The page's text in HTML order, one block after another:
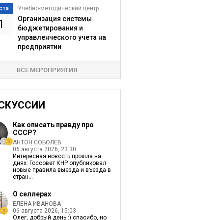
Учебно-методический центр...
Организация системы
бюджетирования и
управленческого учета на
предприятии
ВСЕ МЕРОПРИЯТИЯ
Как описать правду про
СССР?
АНТОН СОБОЛЕВ
06 августа 2026, 23:30
Интересная новость прошла на
днях: Госсовет КНР опубликовал
новые правила выезда и въезда в
стран...
О селлерах
ЕЛЕНА ИВАНОВА
06 августа 2026, 15:03
Олег, добрый день :) спасибо, но